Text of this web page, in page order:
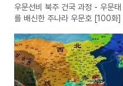
우문선비 북주 건국 과정 - 우문태
를 배신한 주나라 우문호 [100화]